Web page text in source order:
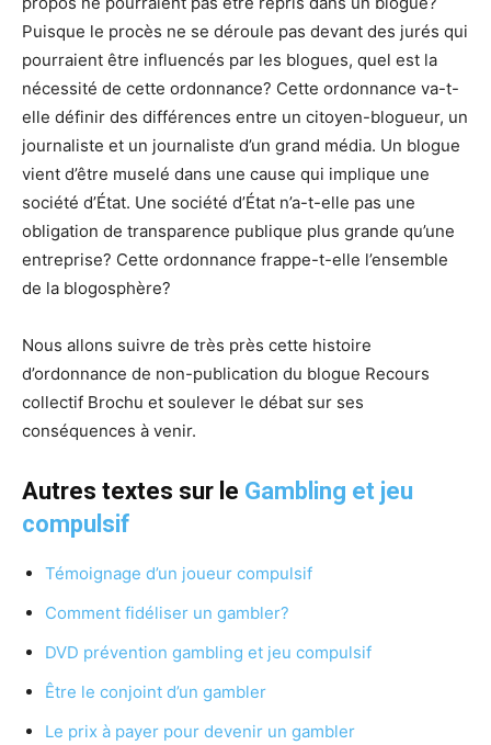
Puisque le procès ne se déroule pas devant des jurés qui
pourraient être influencés par les blogues, quel est la
nécessité de cette ordonnance? Cette ordonnance va-t-
elle définir des différences entre un citoyen-blogueur, un
journaliste et un journaliste d’un grand média. Un blogue
vient d’être muselé dans une cause qui implique une
société d’État. Une société d’État n’a-t-elle pas une
obligation de transparence publique plus grande qu’une
entreprise? Cette ordonnance frappe-t-elle l’ensemble
de la blogosphère?
Nous allons suivre de très près cette histoire
d’ordonnance de non-publication du blogue Recours
collectif Brochu et soulever le débat sur ses
conséquences à venir.
Autres textes sur le Gambling et jeu
compulsif
Témoignage d’un joueur compulsif
Comment fidéliser un gambler?
DVD prévention gambling et jeu compulsif
Être le conjoint d’un gambler
Le prix à payer pour devenir un gambler